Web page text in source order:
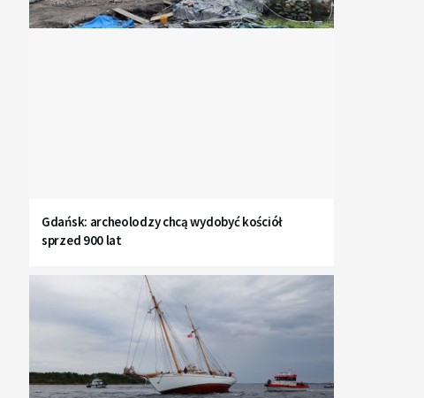
Gdańsk: archeolodzy chcą wydobyć kościół
sprzed 900 lat